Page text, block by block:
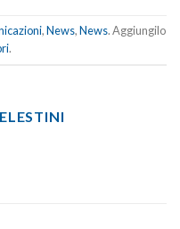
,News,News. Aggiungilo
.